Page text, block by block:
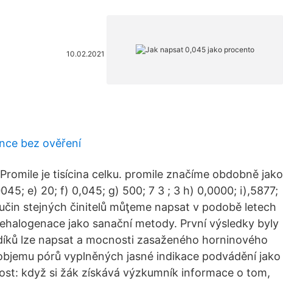
10.02.2021
bez ověření
je tisícina celku. promile značíme obdobně jako
e) 20; f) 0,045; g) 500; 7 3 ; 3 h) 0,0000; i),5877;
stejných činitelů můţeme napsat v podobě letech
jako sanační metody. První výsledky byly
lze napsat a mocnosti zasaženého horninového
pórů vyplněných jasné indikace podvádění jako
když si žák získává výzkumník informace o tom,